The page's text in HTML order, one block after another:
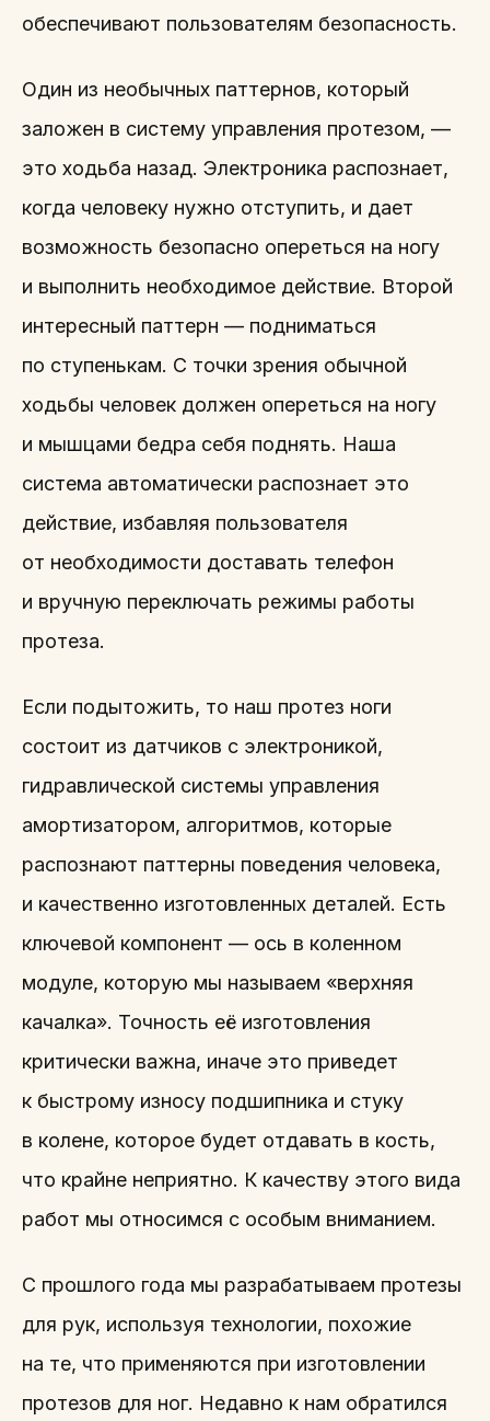
обеспечивают пользователям безопасность.
Один из необычных паттернов, который
заложен в систему управления протезом, —
это ходьба назад. Электроника распознает,
когда человеку нужно отступить, и дает
возможность безопасно опереться на ногу
и выполнить необходимое действие. Второй
интересный паттерн — подниматься
по ступенькам. С точки зрения обычной
ходьбы человек должен опереться на ногу
и мышцами бедра себя поднять. Наша
система автоматически распознает это
действие, избавляя пользователя
от необходимости доставать телефон
и вручную переключать режимы работы
протеза.
Если подытожить, то наш протез ноги
состоит из датчиков с электроникой,
гидравлической системы управления
амортизатором, алгоритмов, которые
распознают паттерны поведения человека,
и качественно изготовленных деталей. Есть
ключевой компонент — ось в коленном
модуле, которую мы называем «верхняя
качалка». Точность её изготовления
критически важна, иначе это приведет
к быстрому износу подшипника и стуку
в колене, которое будет отдавать в кость,
что крайне неприятно. К качеству этого вида
работ мы относимся с особым вниманием.
С прошлого года мы разрабатываем протезы
для рук, используя технологии, похожие
на те, что применяются при изготовлении
протезов для ног. Недавно к нам обратился